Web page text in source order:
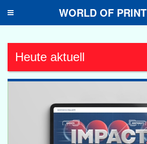
Toggle
WORLD OF PRINT
Heute aktuell